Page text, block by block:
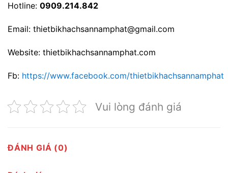
Hotline: 0909.214.842
Email: thietbikhachsannamphat@gmail.com
Website: thietbikhachsannamphat.com
Fb: https://www.facebook.com/thietbikhachsannamphat
Vui lòng đánh giá
ĐÁNH GIÁ (0)